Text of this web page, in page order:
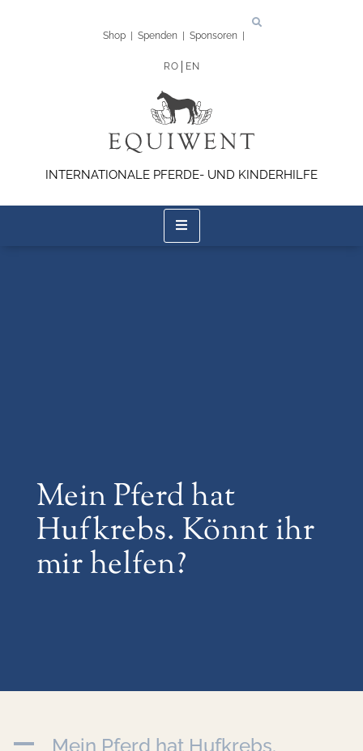
Shop Spenden Sponsoren
INTERNATIONALE PFERDE- UND KINDERHILFE
RO EN
Mein Pferd hat
Hufkrebs. Könnt ihr
mir helfen?
A
Mein Pferd hat Hufkrebs.